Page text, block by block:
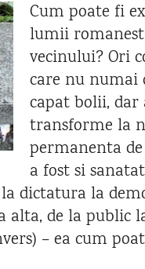
Cum poate fi
lumii
vecinului? Ori
care nu numai
capat bolii, dar
transforme la
permanenta
a fost si
dictatura la
alta, de la
– ea cum